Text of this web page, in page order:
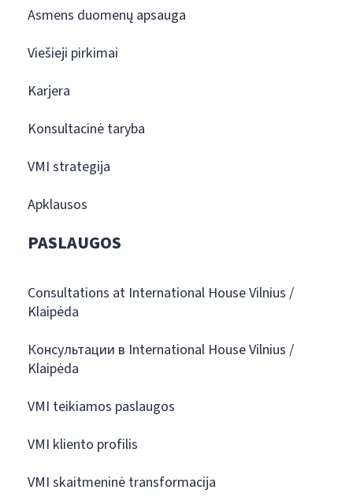
Asmens duomenų apsauga
Viešieji pirkimai
Karjera
Konsultacinė taryba
VMI strategija
Apklausos
PASLAUGOS
Consultations at International House Vilnius /
Klaipėda
Консультации в International House Vilnius /
Klaipėda
VMI teikiamos paslaugos
VMI kliento profilis
VMI skaitmeninė transformacija